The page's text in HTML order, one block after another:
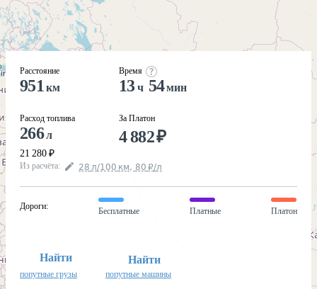
Расстояние
951 км
Расход топлива
266л
21 280 ₽
Время
13ч 54мин
За Платон
4 882₽
Из расчёта: 28 л/100 км, 80 ₽/л
Дороги:
Бесплатные Платные Платон
Найти
попутные грузы
Найти
попутные машины